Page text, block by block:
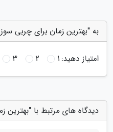
به "بهترین زمان برای چربی
امتیاز دهید:1
2
3
دیدگاه های مرتبط با "بهترین